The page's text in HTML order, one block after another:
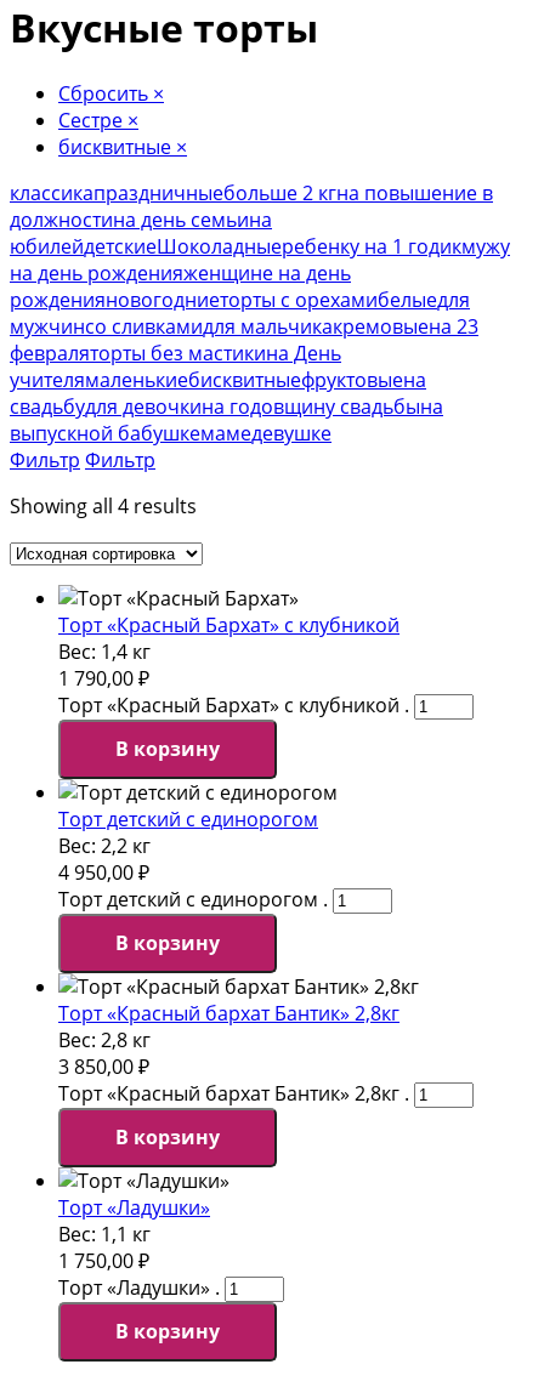
Вкусные торты
Сбросить ×
Сестре ×
бисквитные ×
классикапраздничныебольше 2 кгна повышение в
должностина день семьина
юбилейдетскиеШоколадныеребенку на 1 годикмужу
на день рожденияженщине на день
рожденияновогодниеторты с орехамибелыедля
мужчинсо сливкамидля мальчикакремовыена 23
февраляторты без мастикина День
учителямаленькиебисквитныефруктовыена
свадьбудля девочкина годовщину свадьбына
выпускной бабушкемамедевушке
Фильтр Фильтр
Showing all 4 results
Торт «Красный Бархат» с клубникой
Вес: 1,4 кг
1 790,00₽
Торт «Красный Бархат» с клубникой .
В корзину
Торт детский с единорогом
Вес: 2,2 кг
4 950,00₽
Торт детский с единорогом .
В корзину
Торт «Красный бархат Бантик» 2,8кг
Вес: 2,8 кг
3 850,00₽
Торт «Красный бархат Бантик» 2,8кг .
В корзину
Торт «Ладушки»
Вес: 1,1 кг
1 750,00₽
Торт «Ладушки» .
В корзину